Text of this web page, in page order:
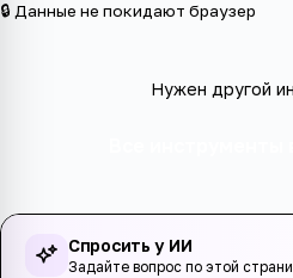
🔒 Данные не покидают браузер
Нужен другой
Спросить у ИИ
Задайте вопрос по этой